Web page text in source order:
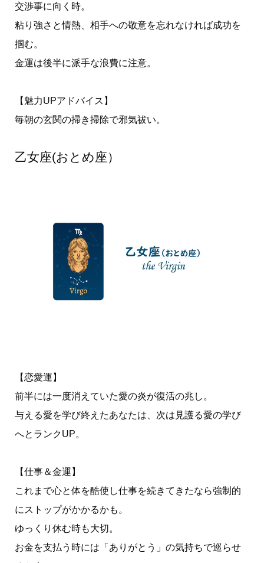
交渉事に向く時。
粘り強さと情熱、相手への敬意を忘れなければ成功を
掴む。
金運は後半に派手な浪費に注意。
【魅力UPアドバイス】
毎朝の玄関の掃き掃除で邪気祓い。
乙女座(おとめ座）
【恋愛運】
前半には一度消えていた愛の炎が復活の兆し。
与える愛を学び終えたあなたは、次は見護る愛の学び
へとランクUP。
【仕事＆金運】
これまで心と体を酷使し仕事を続きてきたなら強制的
にストップがかかるかも。
ゆっくり休む時も大切。
お金を支払う時には「ありがとう」の気持ちで巡らせ